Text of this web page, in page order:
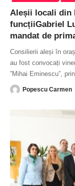
Aleșii locali din
funcțiiGabriel
mandat de
Consilierii aleși în
au fost convocați
”Mihai Eminescu”,
Popescu Carmen